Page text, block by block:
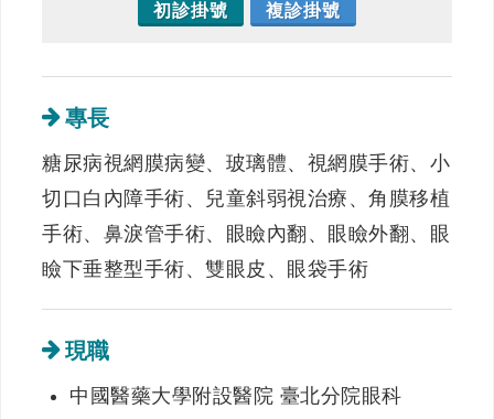
初診掛號 複診掛號
專長
糖尿病視網膜病變、玻璃體、視網膜手術、小
切口白內障手術、兒童斜弱視治療、角膜移植
手術、鼻淚管手術、眼瞼內翻、眼瞼外翻、眼
瞼下垂整型手術、雙眼皮、眼袋手術
現職
中國醫藥大學附設醫院 臺北分院眼科